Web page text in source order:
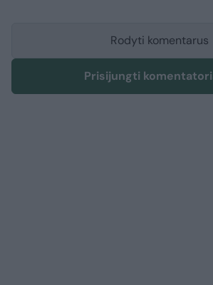
Rodyti komentarus
Prisijungti